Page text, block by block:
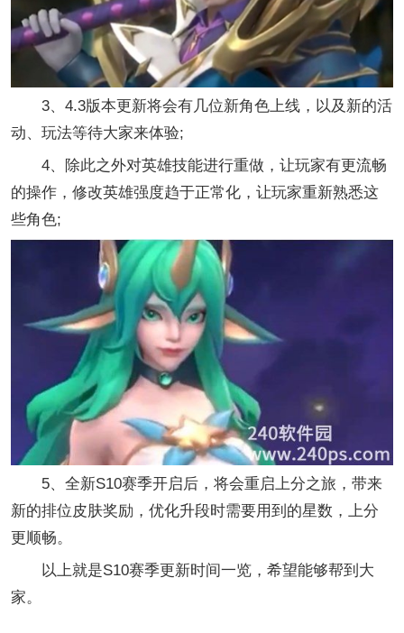
3、4.3版本更新将会有几位新角色上线，以及新的活
动、玩法等待大家来体验;
4、除此之外对英雄技能进行重做，让玩家有更流畅
的操作，修改英雄强度趋于正常化，让玩家重新熟悉这
些角色;
5、全新S10赛季开启后，将会重启上分之旅，带来
新的排位皮肤奖励，优化升段时需要用到的星数，上分
更顺畅。
以上就是S10赛季更新时间一览，希望能够帮到大
家。